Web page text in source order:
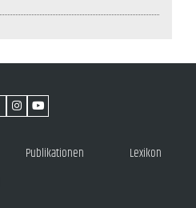
Publikationen Lexikon